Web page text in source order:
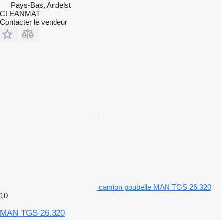
Pays-Bas, Andelst
CLEANMAT
Contacter le vendeur
camion poubelle MAN TGS 26.320
10
MAN TGS 26.320